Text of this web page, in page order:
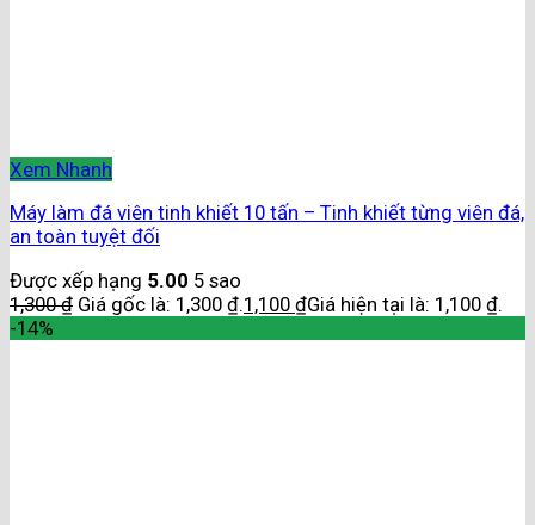
Xem Nhanh
Máy làm đá viên tinh khiết 10 tấn – Tinh khiết từng viên đá,
an toàn tuyệt đối
Được xếp hạng 5.00 5 sao
1,300₫ Giá gốc là: 1,300 ₫.1,100 ₫Giá hiện tại là: 1,100 ₫.
-14%